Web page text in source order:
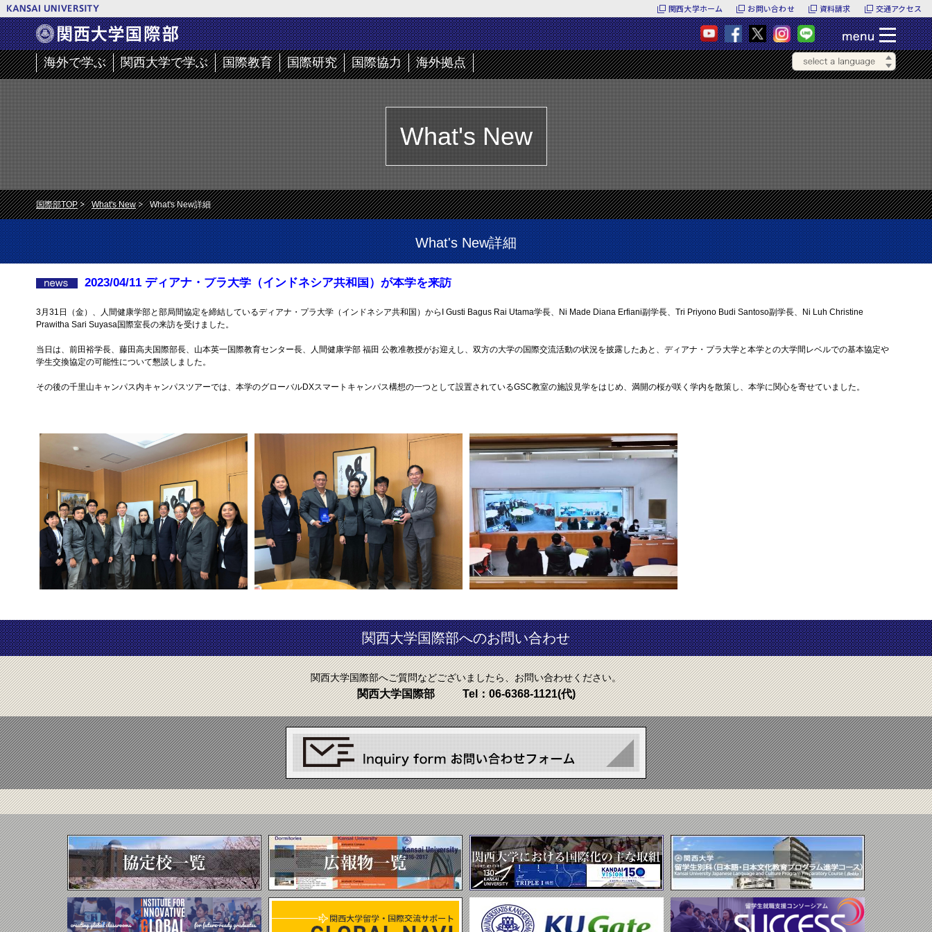
関西大学ホーム お問い合わせ 資料請求 交通アクセス
海外で学ぶ 関西大学で学ぶ 国際教育 国際研究 国際協力 海外拠点
What's New
国際部TOP What's New What's New詳細
What's New詳細
2023/04/11 ディアナ・プラ大学（インドネシア共和国）が本学を来訪
3月31日（金）、人間健康学部と部局間協定を締結しているディアナ・プラ大学（インドネシア共和国）からI Gusti Bagus Rai Utama学長、Ni Made Diana Erfiani副学長、Tri Priyono Budi Santoso副学長、Ni Luh Christine
Prawitha Sari Suyasa国際室長の来訪を受けました。
当日は、前田裕学長、藤田高夫国際部長、山本英一国際教育センター長、人間健康学部 福田 公教准教授がお迎えし、双方の大学の国際交流活動の状況を披露したあと、ディアナ・プラ大学と本学との大学間レベルでの基本協定や
学生交換協定の可能性について懇談しました。
その後の千里山キャンパス内キャンパスツアーでは、本学のグローバルDXスマートキャンパス構想の一つとして設置されているGSC教室の施設見学をはじめ、満開の桜が咲く学内を散策し、本学に関心を寄せていました。
関西大学国際部へのお問い合わせ
関西大学国際部へご質問などございましたら、お問い合わせください。
関西大学国際部 Tel：06-6368-1121(代)